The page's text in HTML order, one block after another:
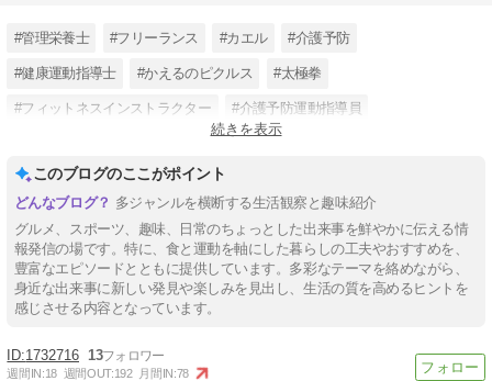
#管理栄養士 #フリーランス #カエル #介護予防
#健康運動指導士 #かえるのピクルス #太極拳
#フィットネスインストラクター #介護予防運動指導員
続きを表示
このブログのここがポイント
多ジャンルを横断する生活観察と趣味紹介
グルメ、スポーツ、趣味、日常のちょっとした出来事を鮮やかに伝える情
報発信の場です。特に、食と運動を軸にした暮らしの工夫やおすすめを、
豊富なエピソードとともに提供しています。多彩なテーマを絡めながら、
身近な出来事に新しい発見や楽しみを見出し、生活の質を高めるヒントを
感じさせる内容となっています。
1732716 13
週間IN:18 週間OUT:192 月間IN:78